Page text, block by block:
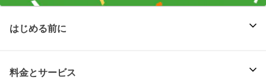
はじめる前に
料金とサービス